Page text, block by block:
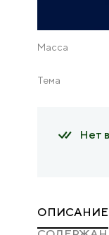
Масса
Тема
Нет
ОПИСАНИЕ